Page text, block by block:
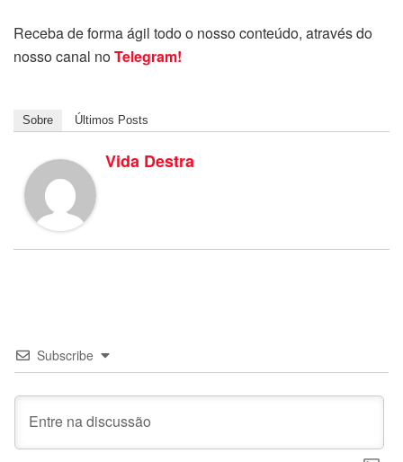
Receba de forma ágil todo o nosso conteúdo, através do
nosso canal noTelegram!
Sobre Últimos Posts
Vida Destra
Subscribe